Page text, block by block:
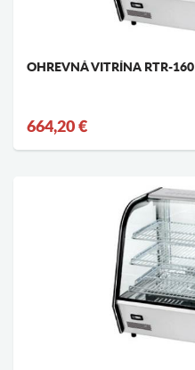
OHREVNÁ VITRÍNA RTR-160
664,20 €